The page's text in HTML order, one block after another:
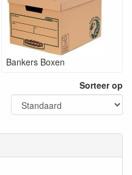
Bankers Boxen
Sorteer op